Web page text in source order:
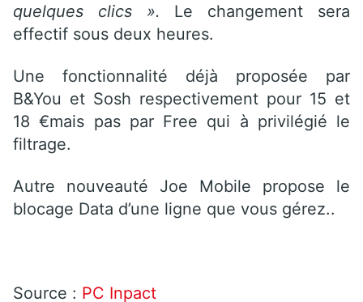
quelques clics ». Le changement sera
effectif sous deux heures.
Une fonctionnalité déjà proposée par
B&You et Sosh respectivement pour 15 et
18 €mais pas par Free qui à privilégié le
filtrage.
Autre nouveauté Joe Mobile propose le
blocage Data d’une ligne que vous gérez..
Source : PC Inpact